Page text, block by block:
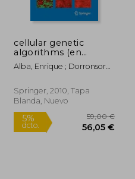
cellular genetic
algorithms (en
Inglés)
Alba, Enrique ; Dorronsoro,
Springer, 2010, Tapa
Blanda, Nuevo